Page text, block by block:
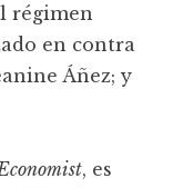
régimen
en contra
Áñez; y
, es